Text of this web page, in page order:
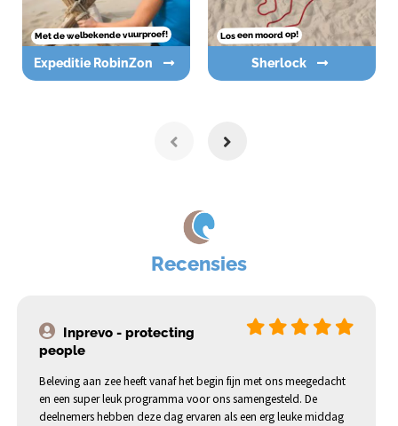
Met de welbekende vuurproef!
Expeditie RobinZon
Los een moord op!
Sherlock
Recensies
Inprevo - protecting
people
Beleving aan zee heeft vanaf het begin fijn met ons meegedacht
en een super leuk programma voor ons samengesteld. De
deelnemers hebben deze dag ervaren als een erg leuke middag